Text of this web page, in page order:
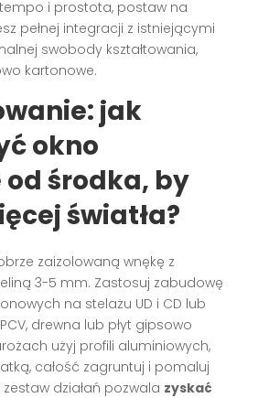
i prostota, postaw na
pełnej integracji z istniejącymi
swobody kształtowania,
kartonowe.
jak
okno
środka, by
światła?
zaizolowaną wnękę z
3-5 mm. Zastosuj zabudowę
na stelażu UD i CD lub
drewna lub płyt gipsowo
użyj profili aluminiowych,
całość zagruntuj i pomaluj
działań pozwala zyskać